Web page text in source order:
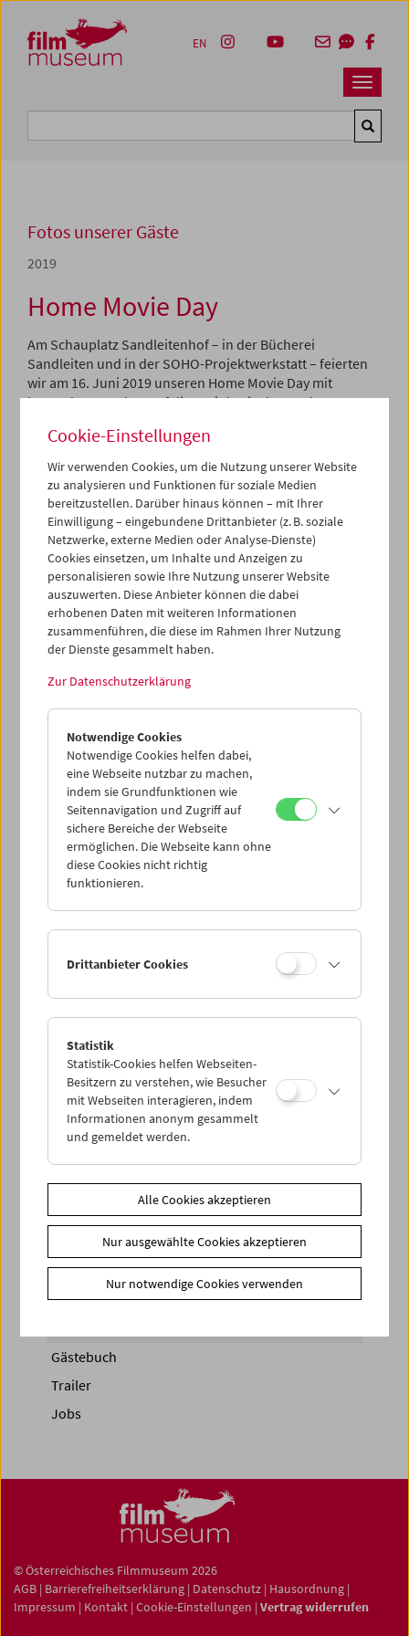
Zum Inhalt
Zum Hauptmenü
Zur Servicenavigation
Zum Suche
Navbar
EN
Fotos unserer Gäste
2019
Home Movie Day
Am Schauplatz Sandleitenhof – in der Bücherei
Sandleiten und in der SOHO-Projektwerkstatt – feierten
wir am 16. Juni 2019 unseren Home Movie Day mit
besonderem Fokus auf die Peripherie der Stadt.
ProgrammApril – Juni 2019 - am rand : die stadt 2
< zurück zur Übersicht
Share on
News
Newsletter
Gästebuch
Trailer
Jobs
© Österreichisches Filmmuseum 2026
AGB | Barrierefreiheitserklärung | Datenschutz | Hausordnung |
Impressum | Kontakt | Cookie-Einstellungen | Vertrag widerrufen
Cookie-Einstellungen
Wir verwenden Cookies, um die Nutzung unserer Website
zu analysieren und Funktionen für soziale Medien
bereitzustellen. Darüber hinaus können – mit Ihrer
Einwilligung – eingebundene Drittanbieter (z. B. soziale
Netzwerke, externe Medien oder Analyse-Dienste)
Cookies einsetzen, um Inhalte und Anzeigen zu
personalisieren sowie Ihre Nutzung unserer Website
auszuwerten. Diese Anbieter können die dabei
erhobenen Daten mit weiteren Informationen
zusammenführen, die diese im Rahmen Ihrer Nutzung
der Dienste gesammelt haben.
Zur Datenschutzerklärung
Notwendige Cookies
Notwendige Cookies helfen dabei,
eine Webseite nutzbar zu machen,
indem sie Grundfunktionen wie
Seitennavigation und Zugriff auf
sichere Bereiche der Webseite
ermöglichen. Die Webseite kann ohne
diese Cookies nicht richtig
funktionieren.
Drittanbieter Cookies
Statistik
Statistik-Cookies helfen Webseiten-
Besitzern zu verstehen, wie Besucher
mit Webseiten interagieren, indem
Informationen anonym gesammelt
und gemeldet werden.
Alle Cookies akzeptieren
Nur ausgewählte Cookies akzeptieren
Nur notwendige Cookies verwenden